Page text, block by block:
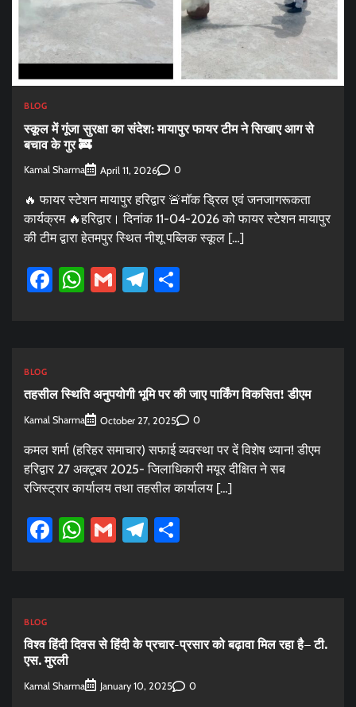
BLOG
स्कूल में गूंजा सुरक्षा का संदेश: मायापुर फायर टीम ने सिखाए आग से
बचाव के गुर 🚒
Kamal Sharma April 11, 2026 0
🔥 फायर स्टेशन मायापुर हरिद्वार 🚨माॅक ड्रिल एवं जनजागरूकता
कार्यक्रम 🔥हरिद्वार। दिनांक 11-04-2026 को फायर स्टेशन मायापुर
की टीम द्वारा हेतमपुर स्थित नीशू पब्लिक स्कूल […]
Facebook
WhatsApp
GmailTelegram
BLOG
तहसील स्थिति अनुपयोगी भूमि पर की जाए पार्किंग विकसित! डीएम
Kamal Sharma October 27, 2025 0
कमल शर्मा (हरिहर समाचार) सफाई व्यवस्था पर दें विशेष ध्यान! डीएम
हरिद्वार 27 अक्टूबर 2025- जिलाधिकारी मयूर दीक्षित ने सब
रजिस्ट्रार कार्यालय तथा तहसील कार्यालय […]
Facebook
WhatsApp
GmailTelegram
BLOG
विश्व हिंदी दिवस से हिंदी के प्रचार-प्रसार को बढ़ावा मिल रहा है– टी.
एस. मुरली
Kamal Sharma January 10, 2025 0